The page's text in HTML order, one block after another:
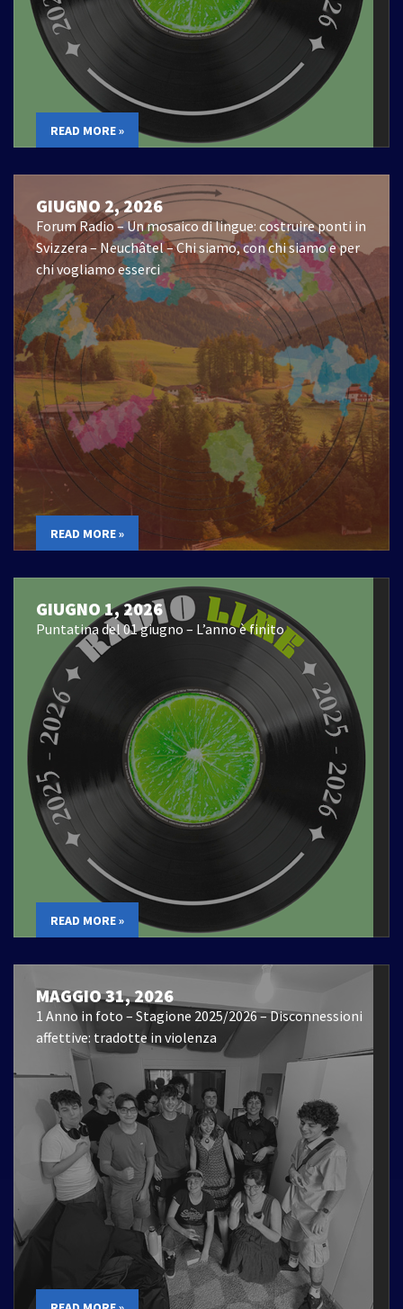
READ MORE »
GIUGNO 2, 2026
Forum Radio – Un mosaico di lingue: costruire ponti in
Svizzera – Neuchâtel – Chi siamo, con chi siamo e per
chi vogliamo esserci
READ MORE »
GIUGNO 1, 2026
Puntatina del 01 giugno – L’anno è finito
READ MORE »
MAGGIO 31, 2026
1 Anno in foto – Stagione 2025/2026 – Disconnessioni
affettive: tradotte in violenza